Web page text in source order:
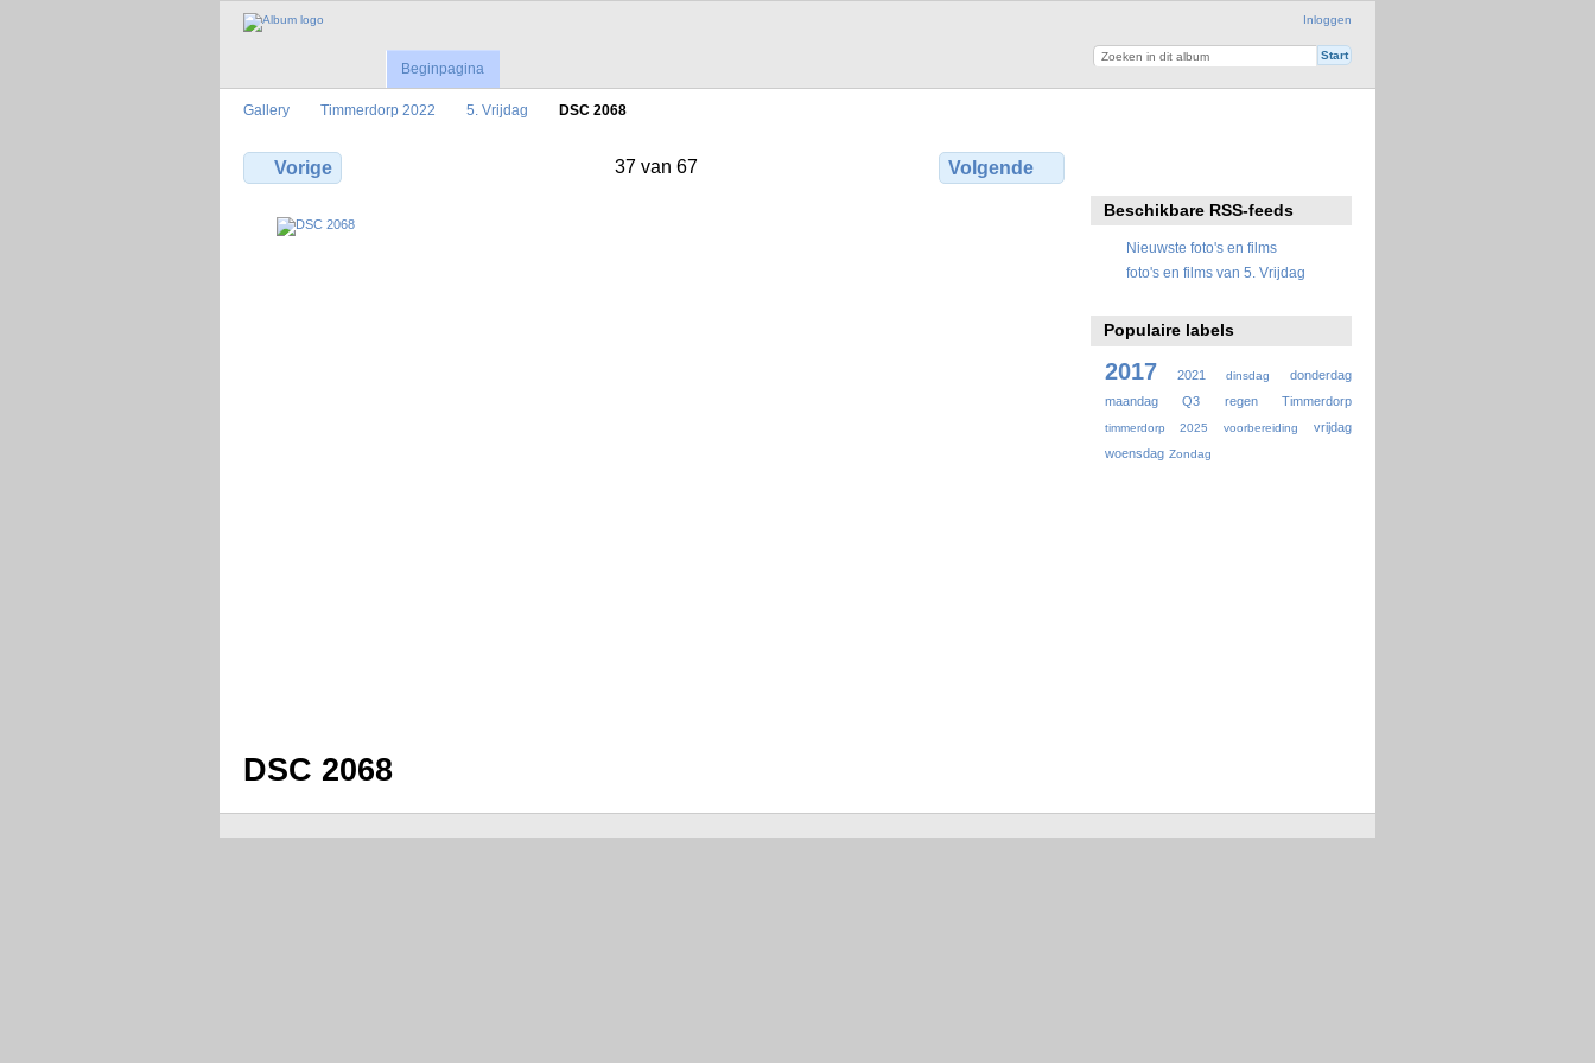
Inloggen
Beginpagina
Gallery Timmerdorp 2022 5. Vrijdag DSC 2068
Vorige 37 van 67 Volgende
DSC 2068
Beschikbare RSS-feeds
Nieuwste foto's en films
foto's en films van 5. Vrijdag
Populaire labels
2017 2021 dinsdag
donderdag
maandag
Q3 regen Timmerdorp
timmerdorp 2025 voorbereiding
vrijdag
woensdag Zondag